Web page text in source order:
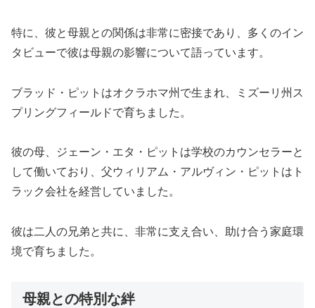
特に、彼と母親との関係は非常に密接であり、多くのイン
タビューで彼は母親の影響について語っています。
ブラッド・ピットはオクラホマ州で生まれ、ミズーリ州ス
プリングフィールドで育ちました。
彼の母、ジェーン・エタ・ピットは学校のカウンセラーと
して働いており、父ウィリアム・アルヴィン・ピットはト
ラック会社を経営していました。
彼は二人の兄弟と共に、非常に支え合い、助け合う家庭環
境で育ちました。
母親との特別な絆